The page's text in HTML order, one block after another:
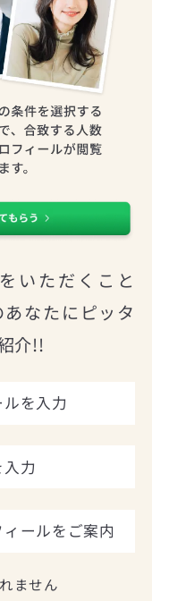
いただくこと
なたにピッタ
介!!
を入力
力
ールをご案内
ません